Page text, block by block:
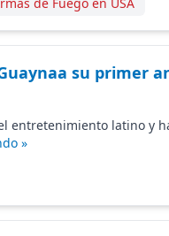
su primer
entretenimiento latino y
»